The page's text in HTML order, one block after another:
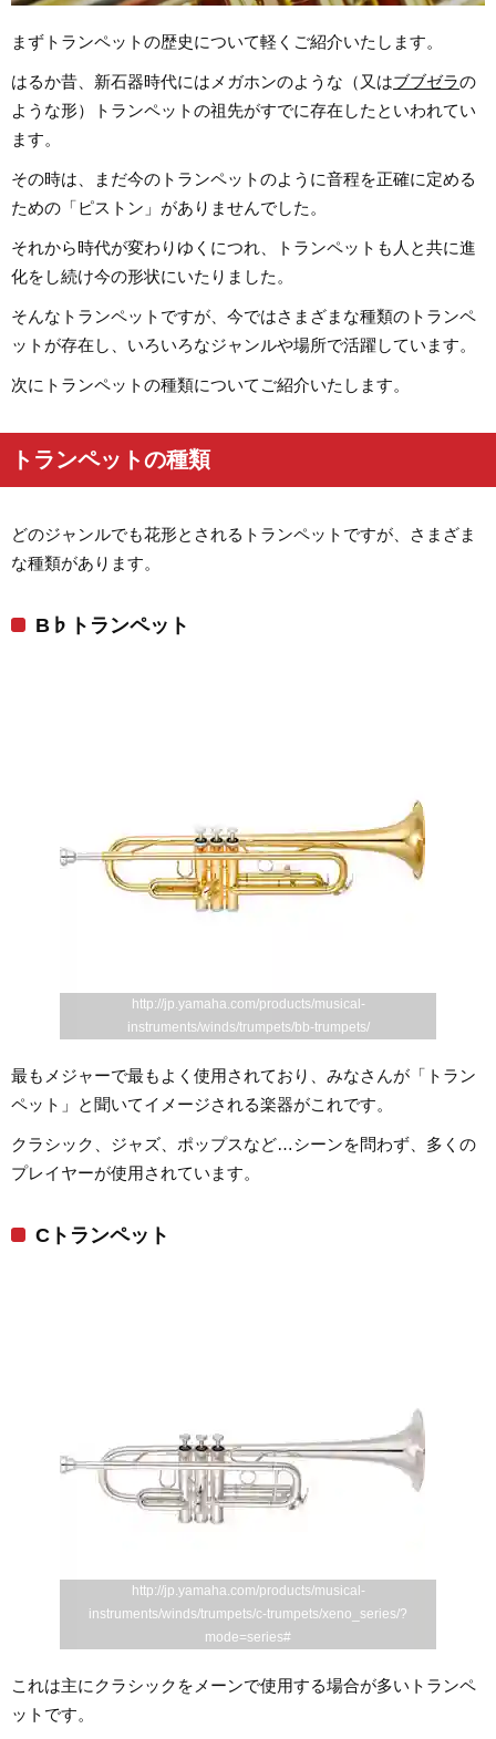
まずトランペットの歴史について軽くご紹介いたします。
はるか昔、新石器時代にはメガホンのような（又はブブゼラの
ような形）トランペットの祖先がすでに存在したといわれてい
ます。
その時は、まだ今のトランペットのように音程を正確に定める
ための「ピストン」がありませんでした。
それから時代が変わりゆくにつれ、トランペットも人と共に進
化をし続け今の形状にいたりました。
そんなトランペットですが、今ではさまざまな種類のトランペ
ットが存在し、いろいろなジャンルや場所で活躍しています。
次にトランペットの種類についてご紹介いたします。
トランペットの種類
どのジャンルでも花形とされるトランペットですが、さまざま
な種類があります。
B♭トランペット
http://jp.yamaha.com/products/musical-
instruments/winds/trumpets/bb-trumpets/
最もメジャーで最もよく使用されており、みなさんが「トラン
ペット」と聞いてイメージされる楽器がこれです。
クラシック、ジャズ、ポップスなど…シーンを問わず、多くの
プレイヤーが使用されています。
Cトランペット
http://jp.yamaha.com/products/musical-
instruments/winds/trumpets/c-trumpets/xeno_series/?
mode=series#
これは主にクラシックをメーンで使用する場合が多いトランペ
ットです。